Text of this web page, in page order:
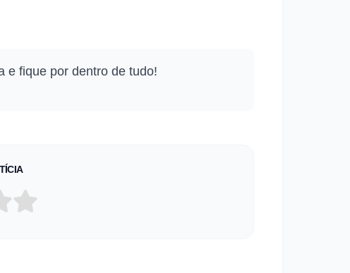
e fique por dentro de tudo!